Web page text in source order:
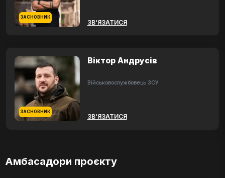
ЗАСНОВНИК
ЗВ'ЯЗАТИСЯ
ЗАСНОВНИК
Віктор Андрусів
Військовослужбовець ЗСУ
ЗВ'ЯЗАТИСЯ
Амбасадори проєкту